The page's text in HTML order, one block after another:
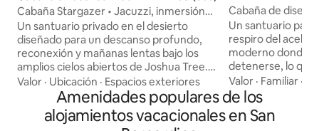
Cabaña Stargazer • Jacuzzi, inmersión
en frío, vistas épicas
Un santuario privado en el desierto
diseñado para un descanso profundo,
reconexión y mañanas lentas bajo los
amplios cielos abiertos de Joshua Tree.
Sumérgete en el jacuzzi de cedro bajo
las estrellas, sumérgete en el frío al
amanecer y relájate junto al fuego
mientras el desierto se calma a tu
Valor · Ubicación · Espacios exteriores
Cabaña de
Gregory, ¡a poca
tiendas!
Un santuario
respiro del
moderno donde
detenerse, lo
con la naturaleza
placeres simples
las montañas
Cabaña de 1930
Valor · Familiar ·
Amenidades populares de los
alojamientos vacacionales en San